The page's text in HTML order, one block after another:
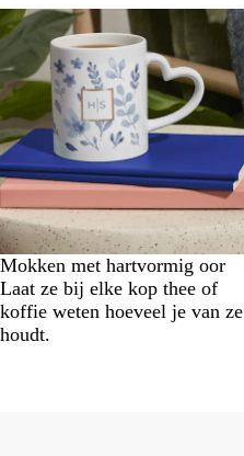
Mokken met hartvormig oor
Laat ze bij elke kop thee of
koffie weten hoeveel je van ze
houdt.